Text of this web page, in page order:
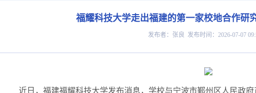
福耀科技大学走出福建的第一家校地合作研
发布者：张良 发布时间：2026-07-07
近日，福建福耀科技大学发布消息，学校与宁波市鄞州区人民政